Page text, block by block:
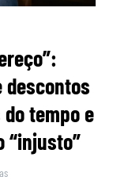
descontos
tempo e
“injusto”